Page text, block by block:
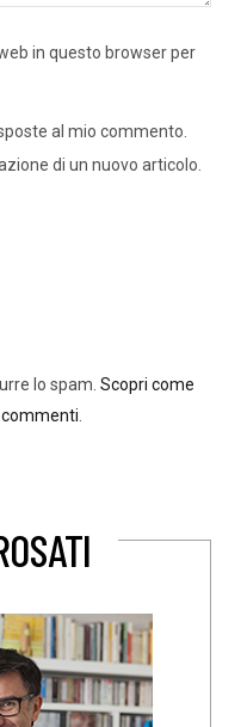
in questo browser per
al mio commento.
di un nuovo articolo.
lo spam. Scopri come